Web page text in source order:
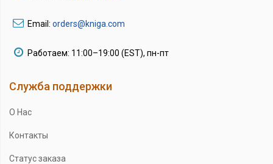
Email: orders@kniga.com
Работаем: 11:00–19:00 (EST), пн-пт
Служба поддержки
О Нас
Контакты
Статус заказа